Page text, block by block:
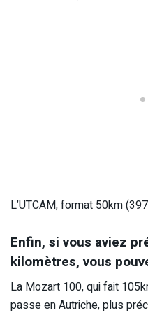
L’UTCAM, format 50km
Enfin, si vous aviez
kilomètres, vous
La Mozart 100, qui fait
passe en Autriche, plus